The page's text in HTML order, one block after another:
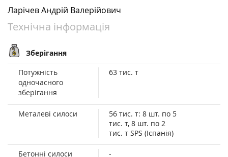
Ларічев Андрій Валерійович
Технічна інформація
Зберігання
Потужність
одночасного
зберігання
63 тис. т
Металеві силоси
56 тис. т: 8 шт. по 5
тис. т, 8 шт. по 2
тис. т SPS (Іспанія)
Бетонні силоси -